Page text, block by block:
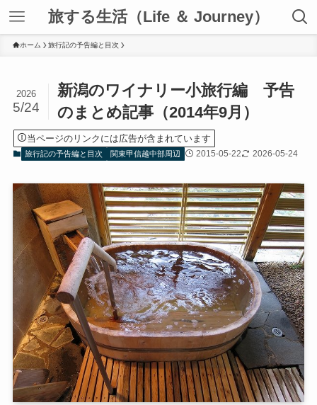
旅する生活（Life ＆ Journey）
ホーム 旅行記の予告編と目次
新潟のワイナリー小旅行編 予告
のまとめ記事（2014年9月）
2026
5/24
当ページのリンクには広告が含まれています
旅行記の予告編と目次 関東甲信越中部周辺 2015-05-22 2026-05-24